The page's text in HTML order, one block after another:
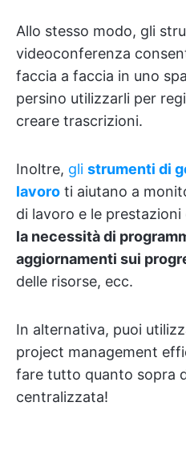
Allo stesso modo, gli
videoconferenza
faccia a faccia in uno
persino utilizzarli per
creare trascrizioni.
Inoltre, gli strumenti di
lavoro ti aiutano a
di lavoro e le prestazioni
la necessità di
aggiornamenti sui
delle risorse, ecc.
In alternativa, puoi
project management
fare tutto quanto sopra
centralizzata!